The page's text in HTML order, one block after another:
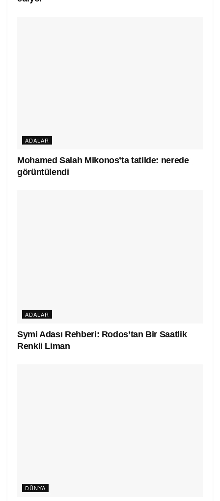
ADALAR
Mohamed Salah Mikonos’ta tatilde: nerede
görüntülendi
ADALAR
Symi Adası Rehberi: Rodos’tan Bir Saatlik
Renkli Liman
DÜNYA